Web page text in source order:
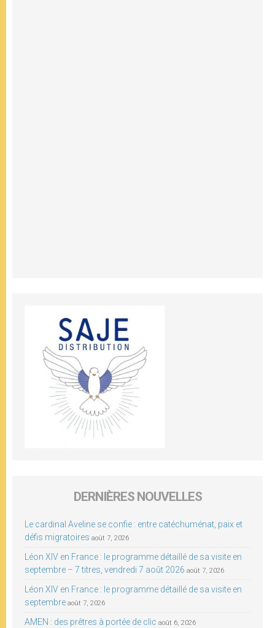
DERNIÈRES NOUVELLES
Le cardinal Aveline se confie : entre catéchuménat, paix et
défis migratoires août 7, 2026
Léon XIV en France : le programme détaillé de sa visite en
septembre – 7 titres, vendredi 7 août 2026 août 7, 2026
Léon XIV en France : le programme détaillé de sa visite en
septembre août 7, 2026
AMEN : des prêtres à portée de clic août 6, 2026